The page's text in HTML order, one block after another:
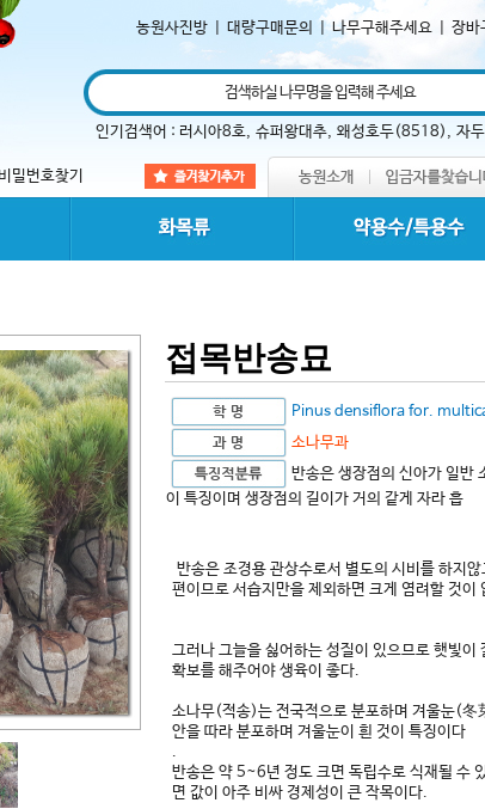
농원사진방 대량구매문의 나무구해주세요 장바
인기검색어 : 러시아8호, 슈퍼왕대추, 왜성호두(8518) , 자
밀번호찾기
접목반송묘
Pinus densiflora for.
소나무과
반송은 생장점의 신아가 일반
이 특징이며 생장점의 길이가 거의 같게 자라 흡
반송은 조경용 관상수로서 별도의 시비를 하지
편이므로 서습지만을 제외하면 크게 염려할 것이
그러나 그늘을 싫어하는 성질이 있으므로 햇빛이
확보를 해주어야 생육이 좋다.
소나무(적송)는 전국적으로 분포하며 겨울눈(冬
안을 따라 분포하며 겨울눈이 흰 것이 특징이다
.
반송은 약 5~6년 정도 크면 독립수로 식재될 수
면 값이 아주 비싸 경제성이 큰 작목이다.